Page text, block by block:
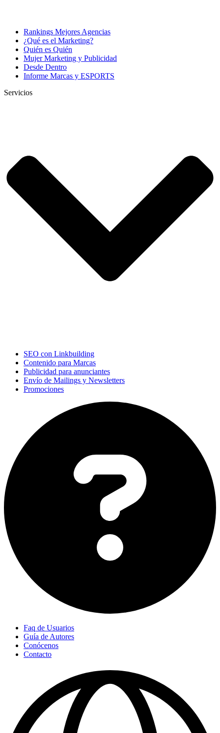
Rankings Mejores Agencias
¿Qué es el Marketing?
Quién es Quién
Mujer Marketing y Publicidad
Desde Dentro
Informe Marcas y ESPORTS
Servicios
SEO con Linkbuilding
Contenido para Marcas
Publicidad para anunciantes
Envío de Mailings y Newsletters
Promociones
Faq de Usuarios
Guía de Autores
Conócenos
Contacto